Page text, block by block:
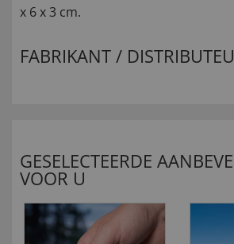
x 6 x 3 cm.
FABRIKANT /
GESELECTEERDE
VOOR U